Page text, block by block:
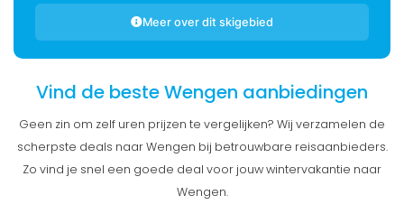
Meer over dit skigebied
Vind de beste Wengen aanbiedingen
Geen zin om zelf uren prijzen te vergelijken? Wij verzamelen de
scherpste deals naar Wengen bij betrouwbare reisaanbieders.
Zo vind je snel een goede deal voor jouw wintervakantie naar
Wengen.